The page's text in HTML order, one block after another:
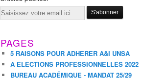
Email
PAGES
5 RAISONS POUR ADHERER A&I UNSA
A ELECTIONS PROFESSIONNELLES 2022
BUREAU ACADÉMIQUE - MANDAT 25/29